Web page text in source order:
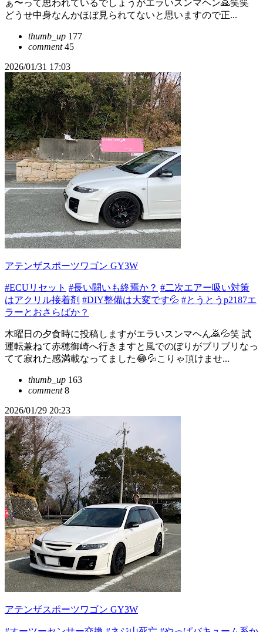
ぁ〜って思われているでしょうがエラいスンマヘン🙏笑笑
どうせ中身なんかほぼ見られてないと思いますので正...
thumb_up 177
comment45
2026/01/31 17:03
アテンザスポーツワゴン GY3W
#ECUリセット #長い闘いも終焉か？ #二次エアー吸い対策
はアクリル接着剤 #DIY整備は大変です💦 #とうとうp2187エ
ラーとおさらばか？
木曜日の夕食時に投稿しますがエラいスンマヘん🙇💦笑 試
運転兼ねて赤穂御崎へ行きますと風でのぼりがブリブリなっ
てて寂れた感満載なってました😂💦こりゃ頂けませ...
thumb_up 163
comment8
2026/01/29 20:23
アテンザスポーツワゴン GY3W